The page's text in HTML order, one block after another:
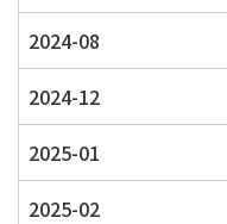
2024-08
2024-12
2025-01
2025-02